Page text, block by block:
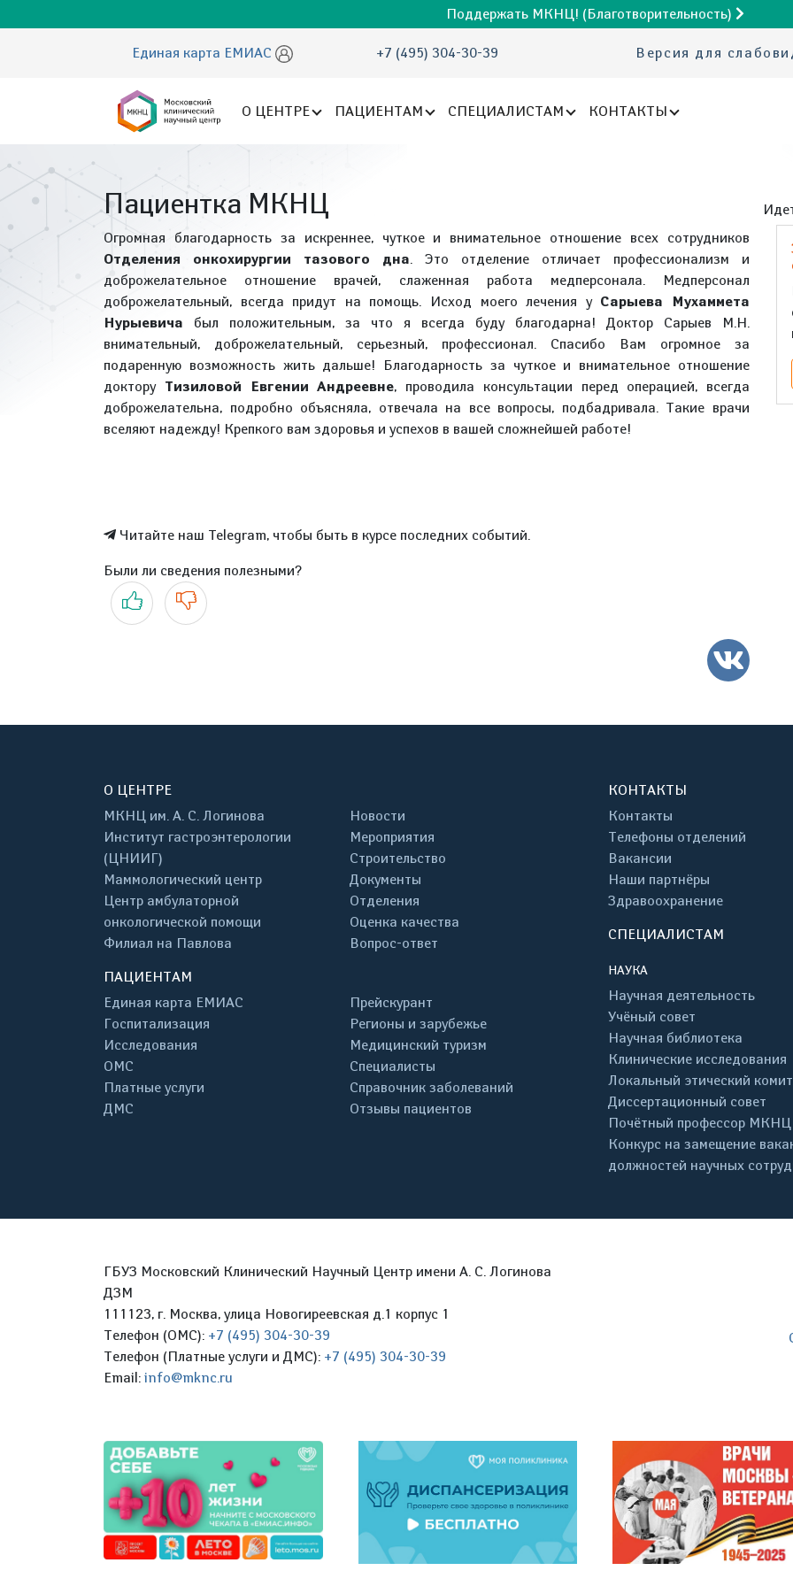
Поддержать МКНЦ! (Благотворительность)
Единая карта ЕМИАС +7 (495) 304-30-39 Версия для
О ЦЕНТРЕ ПАЦИЕНТАМ СПЕЦИАЛИСТАМ КОНТАКТЫ
Пациентка МКНЦ
Огромная благодарность за искреннее, чуткое и внимательное отношение всех сотрудников
Отделения онкохирургии тазового дна. Это отделение отличает профессионализм и
доброжелательное отношение врачей, слаженная работа медперсонала. Медперсонал
доброжелательный, всегда придут на помощь. Исход моего лечения у Сарыева Мухаммета
Нурыевича был положительным, за что я всегда буду благодарна! Доктор Сарыев М.Н.
внимательный, доброжелательный, серьезный, профессионал. Спасибо Вам огромное за
подаренную возможность жить дальше! Благодарность за чуткое и внимательное отношение
доктору Тизиловой Евгении Андреевне, проводила консультации перед операцией, всегда
доброжелательна, подробно объясняла, отвечала на все вопросы, подбадривала. Такие врачи
вселяют надежду! Крепкого вам здоровья и успехов в вашей сложнейшей работе!
Читайте наш Telegram, чтобы быть в курсе последних событий.
Были ли сведения полезными?
Да Нет
О ЦЕНТРЕ
МКНЦ им. А. С. Логинова
Институт гастроэнтерологии
(ЦНИИГ)
Маммологический центр
Центр амбулаторной
онкологической помощи
Филиал на Павлова
Новости
Мероприятия
Строительство
Документы
Отделения
Оценка качества
Вопрос-ответ
ПАЦИЕНТАМ
Единая карта ЕМИАС
Госпитализация
Исследования
ОМС
Платные услуги
ДМС
Прейскурант
Регионы и зарубежье
Медицинский туризм
Специалисты
Справочник заболеваний
Отзывы пациентов
КОНТАКТЫ
Контакты
Телефоны отделений
Вакансии
Наши партнёры
Здравоохранение
СПЕЦИАЛИСТАМ
НАУКА
Научная деятельность
Учёный совет
Научная библиотека
Клинические исследования
Локальный этический
Диссертационный совет
Почётный профессор МКНЦ
Конкурс на замещение
должностей научных
ГБУЗ Московский Клинический Научный Центр имени А. С. Логинова
ДЗМ
111123, г. Москва, улица Новогиреевская д.1 корпус 1
Телефон (ОМС): +7 (495) 304-30-39
Телефон (Платные услуги и ДМС): +7 (495) 304-30-39
Email: info@mknc.ru